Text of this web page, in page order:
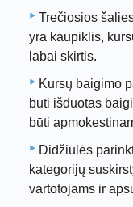
Trečiosios
yra kaupiklis,
labai skirtis.
Kursų baigimo
būti išduotas
būti
Didžiulės
kategorijų
vartotojams ir